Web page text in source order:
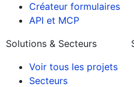
Créateur formulaires
API et MCP
Solutions & Secteurs
Voir tous les projets
Secteurs